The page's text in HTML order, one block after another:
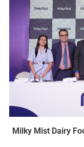
Milky Mist Dairy